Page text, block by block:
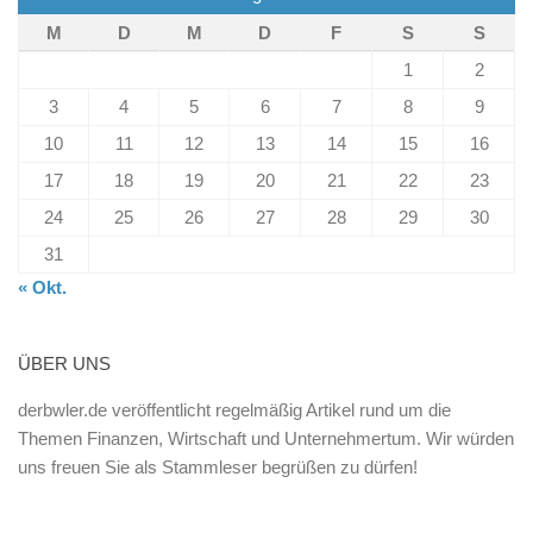
M
D M D F S
S
1
2
3
4 5 6 7 8
9
10
11 12 13 14 15
16
17
18 19 20 21 22
23
24
25 26 27 28 29
30
31
« Okt.
ÜBER UNS
derbwler.de veröffentlicht regelmäßig Artikel rund um die
Themen Finanzen, Wirtschaft und Unternehmertum. Wir würden
uns freuen Sie als Stammleser begrüßen zu dürfen!